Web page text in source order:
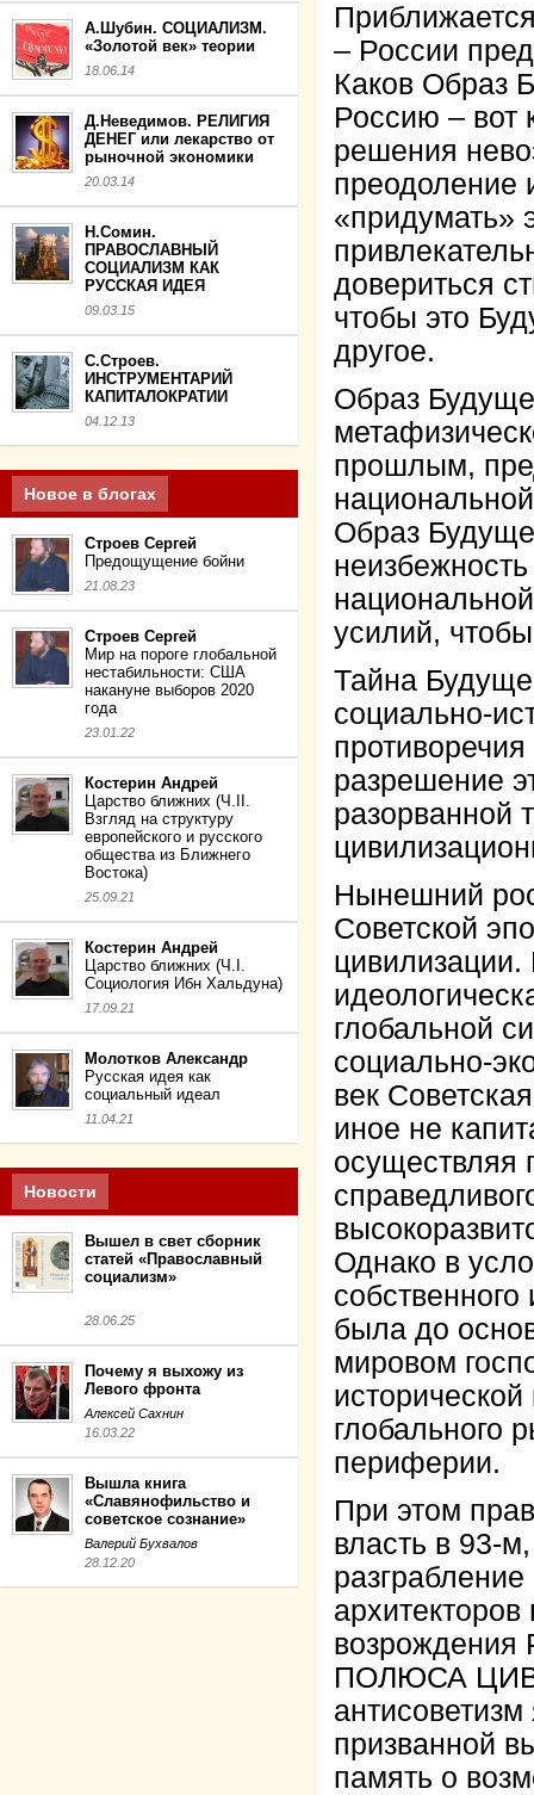
А.Шубин. СОЦИАЛИЗМ.
«Золотой век» теории
18.06.14
Д.Неведимов. РЕЛИГИЯ
ДЕНЕГ или лекарство от
рыночной экономики
20.03.14
Н.Сомин.
ПРАВОСЛАВНЫЙ
СОЦИАЛИЗМ КАК
РУССКАЯ ИДЕЯ
09.03.15
С.Строев.
ИНСТРУМЕНТАРИЙ
КАПИТАЛОКРАТИИ
04.12.13
Новое в блогах
Строев Сергей
Предощущение бойни
21.08.23
Строев Сергей
Мир на пороге глобальной
нестабильности: США
накануне выборов 2020
года
23.01.22
Костерин Андрей
Царство ближних (Ч.II.
Взгляд на структуру
европейского и русского
общества из Ближнего
Востока)
25.09.21
Костерин Андрей
Царство ближних (Ч.I.
Социология Ибн Хальдуна)
17.09.21
Молотков Александр
Русская идея как
социальный идеал
11.04.21
Новости
Вышел в свет сборник
статей «Православный
социализм»
28.06.25
Почему я выхожу из
Левого фронта
Алексей Сахнин
16.03.22
Вышла книга
«Славянофильство и
советское сознание»
Валерий Бухвалов
28.12.20
– России
Каков Образ
Россию – вот
решения
преодоление
«придумать»
довериться
чтобы это
другое.
Образ
прошлым,
Образ
усилий,
Тайна
социально-
разрешение
разорванной
Нынешний
Советской
глобальной
социально-
век
иное не
осуществляя
Однако в
собственного
была до
мировом
глобального
периферии.
При этом
власть в 93-
ПОЛЮСА
призванной
память о